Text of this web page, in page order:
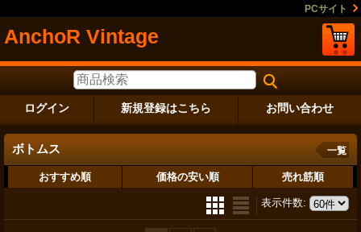
PCサイト
AnchoR Vintage
ログイン 新規登録はこちら お問い合わせ
ボトムス 一覧
おすすめ順 価格の安い順 売れ筋順
表示件数: